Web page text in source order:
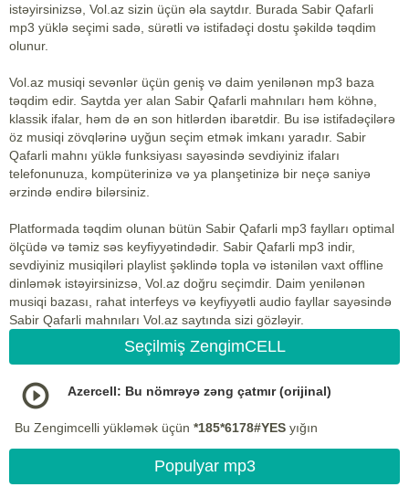
istəyirsinizsə, Vol.az sizin üçün əla saytdır. Burada Sabir Qafarli
mp3 yüklə seçimi sadə, sürətli və istifadəçi dostu şəkildə təqdim
olunur.
Vol.az musiqi sevənlər üçün geniş və daim yenilənən mp3 baza
təqdim edir. Saytda yer alan Sabir Qafarli mahnıları həm köhnə,
klassik ifalar, həm də ən son hitlərdən ibarətdir. Bu isə istifadəçilərə
öz musiqi zövqlərinə uyğun seçim etmək imkanı yaradır. Sabir
Qafarli mahnı yüklə funksiyası sayəsində sevdiyiniz ifaları
telefonunuza, kompüterinizə və ya planşetinizə bir neçə saniyə
ərzində endirə bilərsiniz.
Platformada təqdim olunan bütün Sabir Qafarli mp3 faylları optimal
ölçüdə və təmiz səs keyfiyyətindədir. Sabir Qafarli mp3 indir,
sevdiyiniz musiqiləri playlist şəklində topla və istənilən vaxt offline
dinləmək istəyirsinizsə, Vol.az doğru seçimdir. Daim yenilənən
musiqi bazası, rahat interfeys və keyfiyyətli audio fayllar sayəsində
Sabir Qafarli mahnıları Vol.az saytında sizi gözləyir.
Seçilmiş ZengimCELL
Azercell: Bu nömrəyə zəng çatmır (orijinal)
Bu Zengimcelli yükləmək üçün *185*6178#YES yığın
Populyar mp3